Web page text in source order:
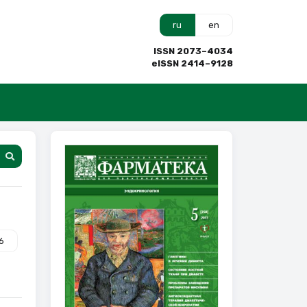
ru en
ISSN 2073–4034
eISSN 2414–9128